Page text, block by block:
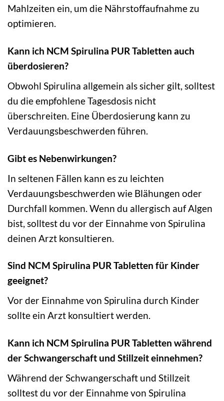
Mahlzeiten ein, um die Nährstoffaufnahme zu
optimieren.
Kann ich NCM Spirulina PUR Tabletten auch
überdosieren?
Obwohl Spirulina allgemein als sicher gilt, solltest
du die empfohlene Tagesdosis nicht
überschreiten. Eine Überdosierung kann zu
Verdauungsbeschwerden führen.
Gibt es Nebenwirkungen?
In seltenen Fällen kann es zu leichten
Verdauungsbeschwerden wie Blähungen oder
Durchfall kommen. Wenn du allergisch auf Algen
bist, solltest du vor der Einnahme von Spirulina
deinen Arzt konsultieren.
Sind NCM Spirulina PUR Tabletten für Kinder
geeignet?
Vor der Einnahme von Spirulina durch Kinder
sollte ein Arzt konsultiert werden.
Kann ich NCM Spirulina PUR Tabletten während
der Schwangerschaft und Stillzeit einnehmen?
Während der Schwangerschaft und Stillzeit
solltest du vor der Einnahme von Spirulina